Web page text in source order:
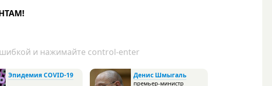
и нажимайте control-enter
Эпидемия COVID-19 Денис Шмыгаль
премьер-министр